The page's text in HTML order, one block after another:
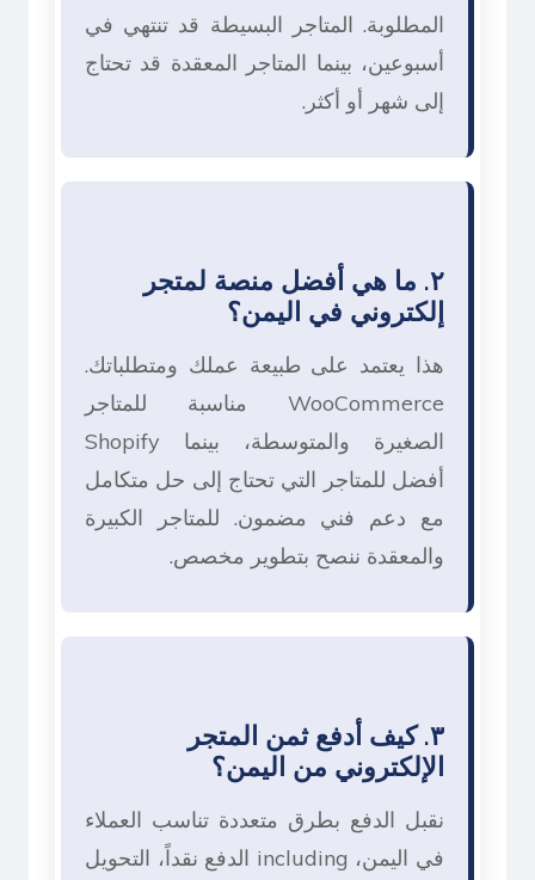
المطلوبة. المتاجر البسيطة قد تنتهي في
أسبوعين، بينما المتاجر المعقدة قد تحتاج
إلى شهر أو أكثر.
٢. ما هي أفضل منصة لمتجر
إلكتروني في اليمن؟
هذا يعتمد على طبيعة عملك ومتطلباتك.
WooCommerce مناسبة للمتاجر
الصغيرة والمتوسطة، بينما Shopify
أفضل للمتاجر التي تحتاج إلى حل متكامل
مع دعم فني مضمون. للمتاجر الكبيرة
والمعقدة ننصح بتطوير مخصص.
٣. كيف أدفع ثمن المتجر
الإلكتروني من اليمن؟
نقبل الدفع بطرق متعددة تناسب العملاء
في اليمن، including الدفع نقداً، التحويل